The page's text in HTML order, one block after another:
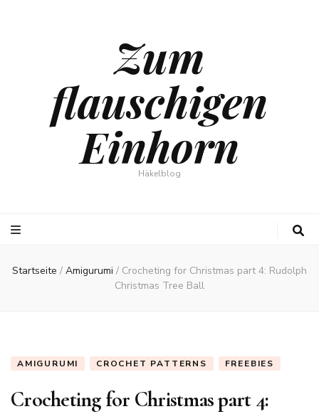
Zum
flauschigen
Einhorn
Häkelblog
Startseite / Amigurumi / Crocheting for Christmas part 4: Rudolph
Christmas Tree Ball
AMIGURUMI CROCHET PATTERNS FREEBIES
Crocheting for Christmas part 4: